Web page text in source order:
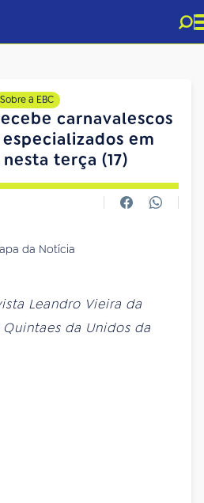
Sobre a EBC
carnavalescos
em
terça (17)
Leandro Vieira da
da Unidos da